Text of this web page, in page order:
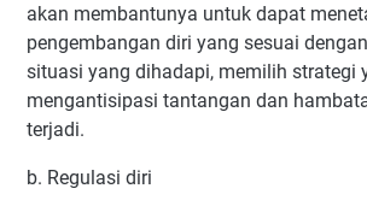
akan membantunya untuk dapat
pengembangan diri yang sesuai
situasi yang dihadapi, memilih strategi
mengantisipasi tantangan dan
terjadi.
b. Regulasi diri